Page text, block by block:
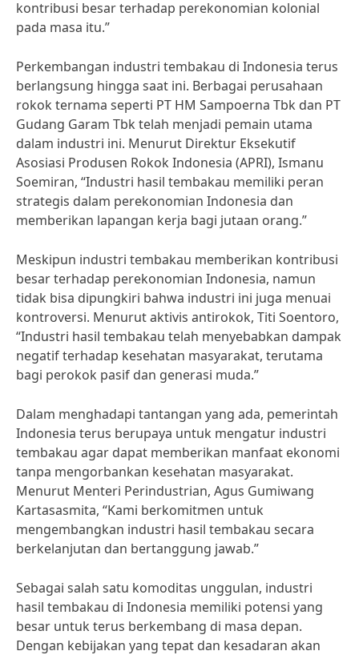
kontribusi besar terhadap perekonomian kolonial
pada masa itu.”
Perkembangan industri tembakau di Indonesia terus
berlangsung hingga saat ini. Berbagai perusahaan
rokok ternama seperti PT HM Sampoerna Tbk dan PT
Gudang Garam Tbk telah menjadi pemain utama
dalam industri ini. Menurut Direktur Eksekutif
Asosiasi Produsen Rokok Indonesia (APRI), Ismanu
Soemiran, “Industri hasil tembakau memiliki peran
strategis dalam perekonomian Indonesia dan
memberikan lapangan kerja bagi jutaan orang.”
Meskipun industri tembakau memberikan kontribusi
besar terhadap perekonomian Indonesia, namun
tidak bisa dipungkiri bahwa industri ini juga menuai
kontroversi. Menurut aktivis antirokok, Titi Soentoro,
“Industri hasil tembakau telah menyebabkan dampak
negatif terhadap kesehatan masyarakat, terutama
bagi perokok pasif dan generasi muda.”
Dalam menghadapi tantangan yang ada, pemerintah
Indonesia terus berupaya untuk mengatur industri
tembakau agar dapat memberikan manfaat ekonomi
tanpa mengorbankan kesehatan masyarakat.
Menurut Menteri Perindustrian, Agus Gumiwang
Kartasasmita, “Kami berkomitmen untuk
mengembangkan industri hasil tembakau secara
berkelanjutan dan bertanggung jawab.”
Sebagai salah satu komoditas unggulan, industri
hasil tembakau di Indonesia memiliki potensi yang
besar untuk terus berkembang di masa depan.
Dengan kebijakan yang tepat dan kesadaran akan